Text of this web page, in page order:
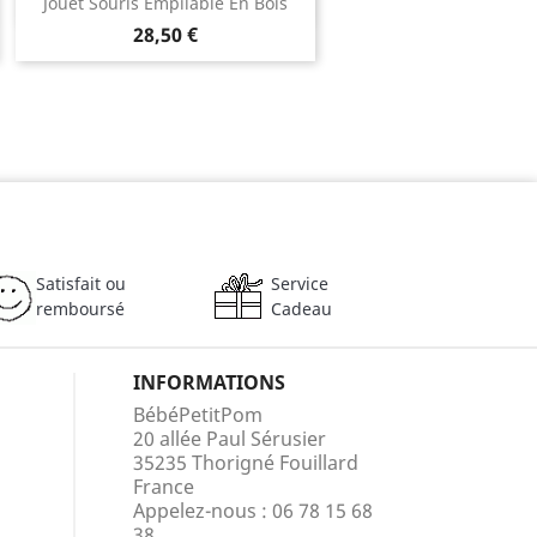
28,50 €
Satisfait ou
remboursé
Service
Cadeau
INFORMATIONS
BébéPetitPom
20 allée Paul Sérusier
35235 Thorigné Fouillard
France
Appelez-nous : 06 78 15 68